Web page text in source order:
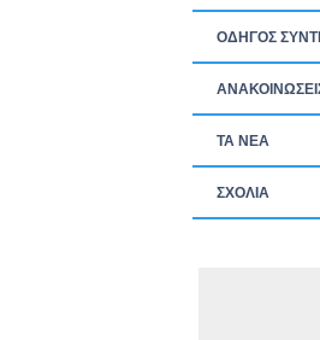
ΟΔΗΓΟΣ
ΤΑ ΝEΑ
ΣΧΟΛΙΑ